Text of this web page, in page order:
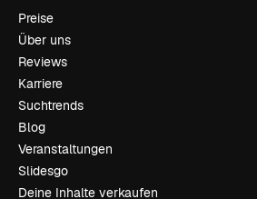
Preise
Über uns
Reviews
Karriere
Suchtrends
Blog
Veranstaltungen
Slidesgo
Deine Inhalte verkaufen